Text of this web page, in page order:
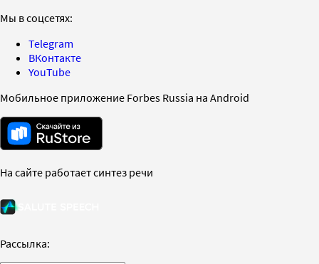
Мы в соцсетях:
Telegram
ВКонтакте
YouTube
Мобильное приложение Forbes Russia на Android
На сайте работает синтез речи
Рассылка: